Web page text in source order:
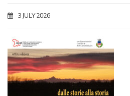
3 JULY 2026